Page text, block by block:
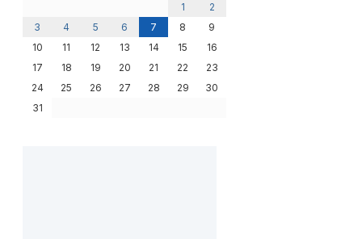
1
2
3
4 5 6 7 8
9
10
11 12 13 14 15
16
17
18 19 20 21 22
23
24
25 26 27 28 29
30
31